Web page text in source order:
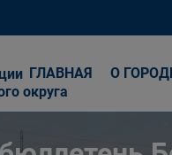
округа
ГЛАВНАЯ О